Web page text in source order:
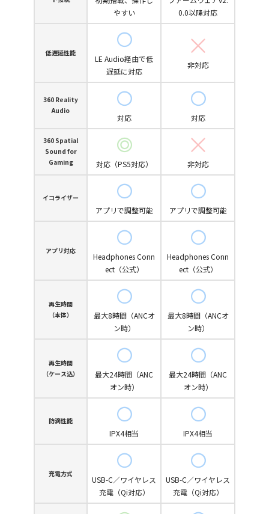
やすい
0.0以降対応
低遅延性能
LE Audio経由で低
遅延に対応
非対応
360 Reality
Audio
対応 対応
360 Spatial
Sound for
Gaming
対応（PS5対応） 非対応
イコライザー
アプリで調整可能 アプリで調整可能
アプリ対応
Headphones Conn
ect（公式）
Headphones Conn
ect（公式）
再生時間
（本体）
最大8時間（ANCオ
ン時）
最大8時間（ANCオ
ン時）
再生時間
（ケース込）
最大24時間（ANC
オン時）
最大24時間（ANC
オン時）
防滴性能
IPX4相当 IPX4相当
充電方式
USB-C／ワイヤレス
充電（Qi対応）
USB-C／ワイヤレス
充電（Qi対応）